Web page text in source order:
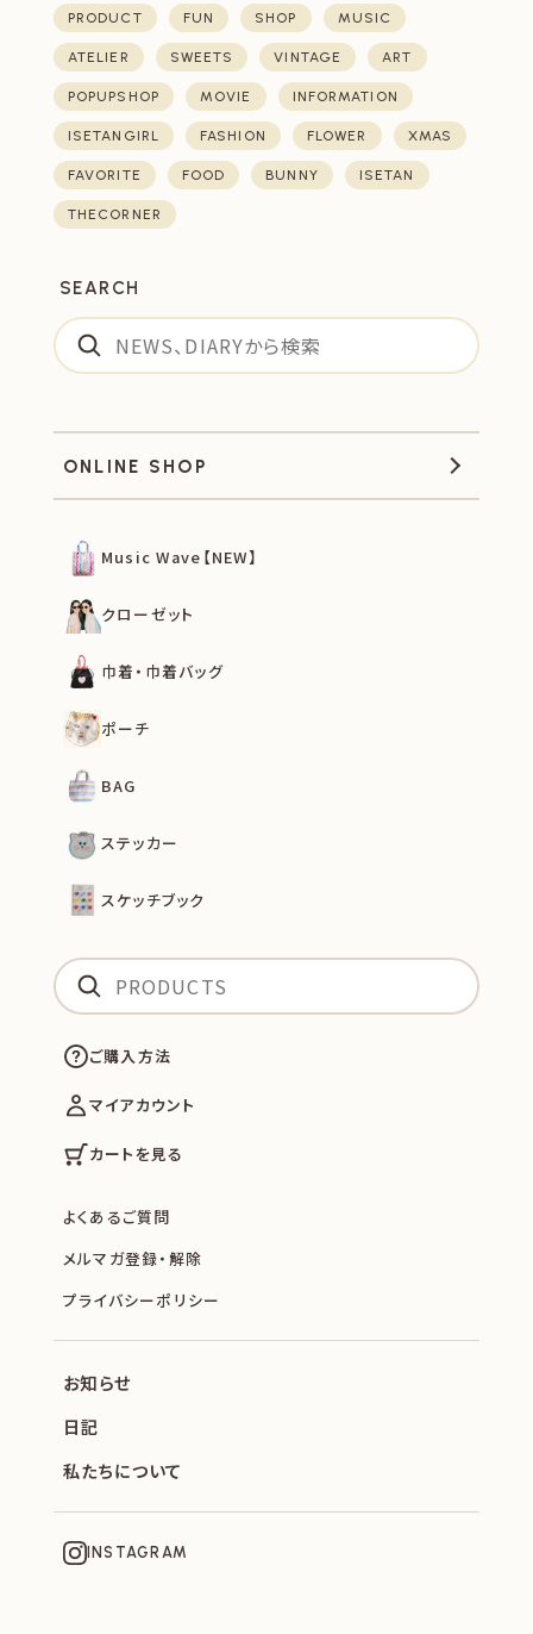
PRODUCT FUN SHOP MUSIC
ATELIER SWEETS VINTAGE ART
POPUPSHOP MOVIE INFORMATION
ISETANGIRL FASHION FLOWER XMAS
FAVORITE FOOD BUNNY ISETAN
THECORNER
SEARCH
ONLINE SHOP
Music Wave【NEW】
クローゼット
巾着・巾着バッグ
ポーチ
BAG
ステッカー
スケッチブック
ご購入方法
マイアカウント
カートを見る
よくあるご質問
メルマガ登録・解除
プライバシーポリシー
お知らせ
日記
私たちについて
INSTAGRAM